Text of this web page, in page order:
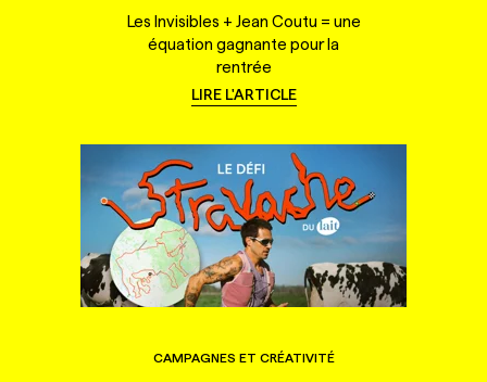
Les Invisibles + Jean Coutu = une
équation gagnante pour la
rentrée
LIRE L'ARTICLE
CAMPAGNES ET CRÉATIVITÉ